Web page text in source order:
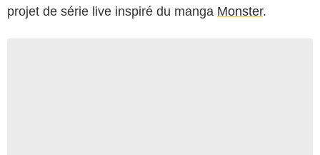
projet de série live inspiré du manga Monster.